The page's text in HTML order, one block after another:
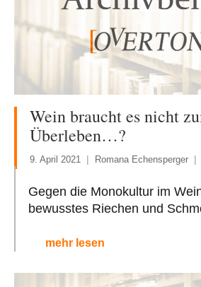
Wein braucht es nicht
Überleben…?
9. April 2021 Romana Echensperger
Gegen die Monokultur im
bewusstes Riechen und
mehr lesen